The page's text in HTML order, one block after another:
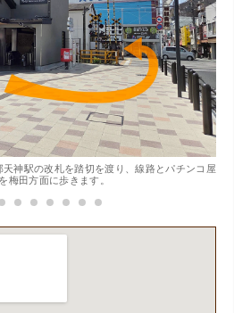
でメール査定した際の1.5倍の金
決しました。楽器も安心してお
天神駅の改札を踏切を渡り、線路とパチンコ屋
梅田方面に歩きます。